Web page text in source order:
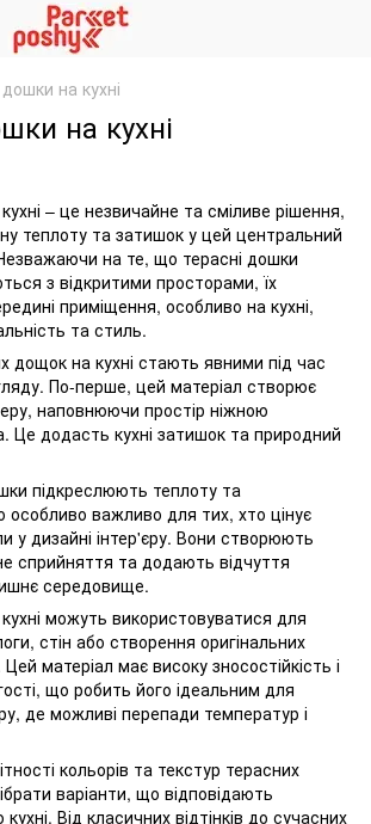
на кухні
на кухні
– це незвичайне та сміливе рішення,
теплоту та затишок у цей центральний
на те, що терасні дошки
з відкритими просторами, їх
приміщення, особливо на кухні,
та стиль.
дощок на кухні стають явними під час
По-перше, цей матеріал створює
наповнюючи простір ніжною
Це додасть кухні затишок та природний
підкреслюють теплоту та
особливо важливо для тих, хто цінує
у дизайні інтер'єру. Вони створюють
сприйняття та додають відчуття
середовище.
можуть використовуватися для
стін або створення оригінальних
матеріал має високу зносостійкість і
що робить його ідеальним для
де можливі перепади температур і
кольорів та текстур терасних
варіанти, що відповідають
Від класичних відтінків до сучасних